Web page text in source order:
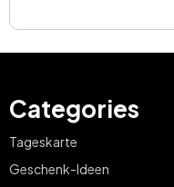
Categories
Tageskarte
Geschenk-Ideen